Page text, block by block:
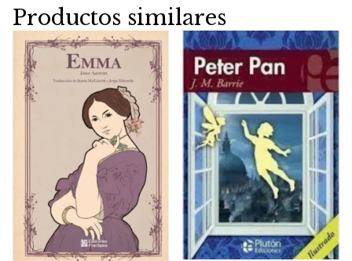
Productos similares